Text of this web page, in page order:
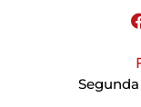
Segunda